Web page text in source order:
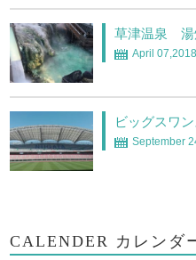
草津温泉 湯
April 07,2018
ビッグスワ
September
CALENDER カレンダ